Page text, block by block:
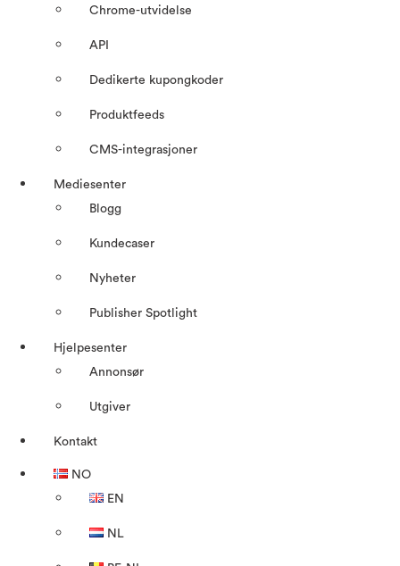
Chrome-utvidelse
API
Dedikerte kupongkoder
Produktfeeds
CMS-integrasjoner
Mediesenter
Blogg
Kundecaser
Nyheter
Publisher Spotlight
Hjelpesenter
Annonsør
Utgiver
Kontakt
NO
EN
NL